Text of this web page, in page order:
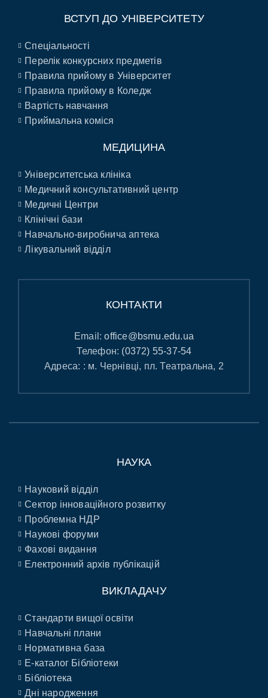
ВСТУП ДО УНІВЕРСИТЕТУ
Спеціальності
Перелік конкурсних предметів
Правила прийому в Університет
Правила прийому в Коледж
Вартість навчання
Приймальна коміся
МЕДИЦИНА
Університетська клініка
Медичний консультативний центр
Медичні Центри
Клінічні бази
Навчально-виробнича аптека
Лікувальний відділ
КОНТАКТИ
Email:office@bsmu.edu.ua
Телефон: (0372) 55-37-54
Адреса: : м. Чернівці, пл. Театральна, 2
НАУКА
Науковий відділ
Сектор інноваційного розвитку
Проблемна НДР
Наукові форуми
Фахові видання
Електронний архів публікацій
ВИКЛАДАЧУ
Стандарти вищої освіти
Навчальні плани
Нормативна база
E-каталог Бібліотеки
Бібліотека
Дні народження